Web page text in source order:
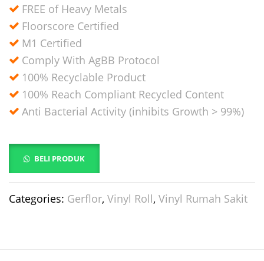
FREE of Heavy Metals
Floorscore Certified
M1 Certified
Comply With AgBB Protocol
100% Recyclable Product
100% Reach Compliant Recycled Content
Anti Bacterial Activity (inhibits Growth > 99%)
BELI PRODUK
Categories: Gerflor, Vinyl Roll, Vinyl Rumah Sakit